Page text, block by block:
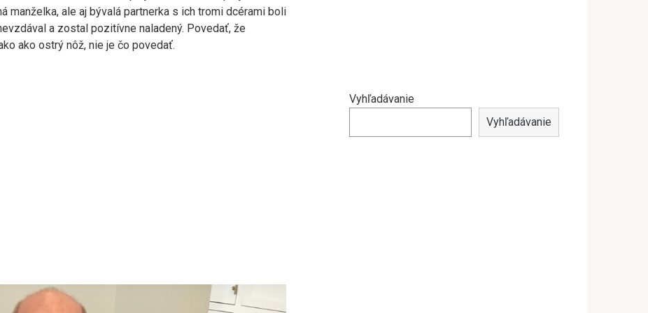
manželka, ale aj bývalá partnerka s ich tromi dcérami boli
a zostal pozitívne naladený. Povedať, že
ako ostrý nôž, nie je čo povedať.
Vyhľadávanie
Vyhľadávanie